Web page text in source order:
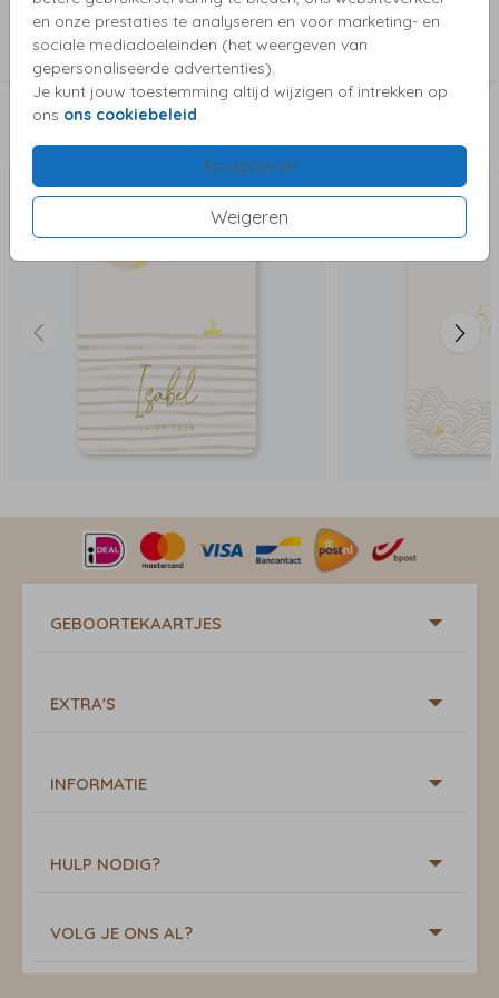
en onze prestaties te analyseren en voor marketing- en
sociale mediadoeleinden (het weergeven van
gepersonaliseerde advertenties).
Je kunt jouw toestemming altijd wijzigen of intrekken op
ons ons cookiebeleid
Accepteren
Weigeren
Collectie
Foliekaartjes
GEBOORTEKAARTJES
EXTRA'S
INFORMATIE
HULP NODIG?
VOLG JE ONS AL?